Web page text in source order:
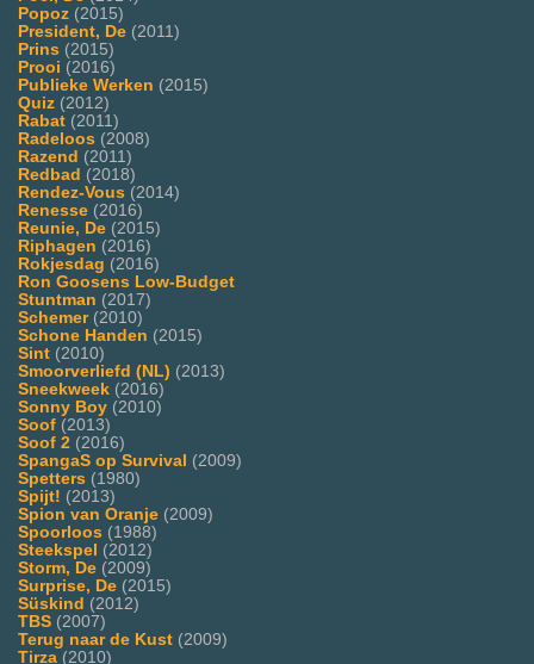
Popoz (2015)
President, De (2011)
Prins (2015)
Prooi (2016)
Publieke Werken (2015)
Quiz (2012)
Rabat (2011)
Radeloos (2008)
Razend (2011)
Redbad (2018)
Rendez-Vous (2014)
Renesse (2016)
Reunie, De (2015)
Riphagen (2016)
Rokjesdag (2016)
Ron Goosens Low-Budget
Stuntman (2017)
Schemer(2010)
Schone Handen (2015)
Sint (2010)
Smoorverliefd (NL) (2013)
Sneekweek (2016)
Sonny Boy (2010)
Soof (2013)
Soof 2 (2016)
SpangaS op Survival (2009)
Spetters (1980)
Spijt! (2013)
Spion van Oranje (2009)
Spoorloos (1988)
Steekspel (2012)
Storm, De (2009)
Surprise, De (2015)
Süskind (2012)
TBS (2007)
Terug naar de Kust (2009)
Tirza (2010)